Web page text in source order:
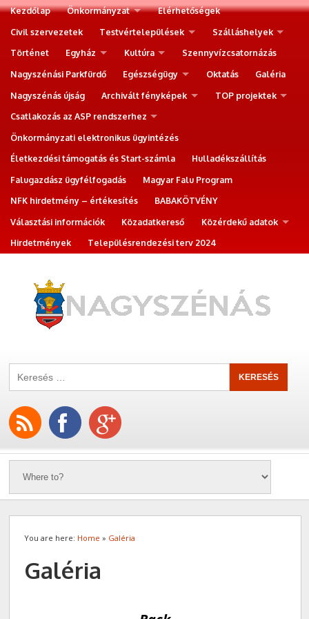
Kezdőlap Önkormányzat
Elérhetőségek
Civil szervezetek
Testvértelepülések
Szálláshelyek
Történet
Egyház Kultúra
Szennyvízcsatornázás
Nagyszénási Parkfürdő
Egészségügy Oktatás
Galéria
Nagyszénás újság
Archivált fényképek
TOP projektek
Csatlakozás az ASP rendszerhez
Önkormányzati elektronikus ügyintézés
Életkezdési támogatás és Start-számla
Hulladékszállítás
Falugazdász ügyfélfogadás
Magyar Falu Program
NFK hirdetmény – értékesítés
BABAKÖTVÉNY
Választási információk
Közadatkereső
Közérdekű adatok
Hirdetmények
Településrendezési terv 2024
You are here: Home » Galéria
Galéria